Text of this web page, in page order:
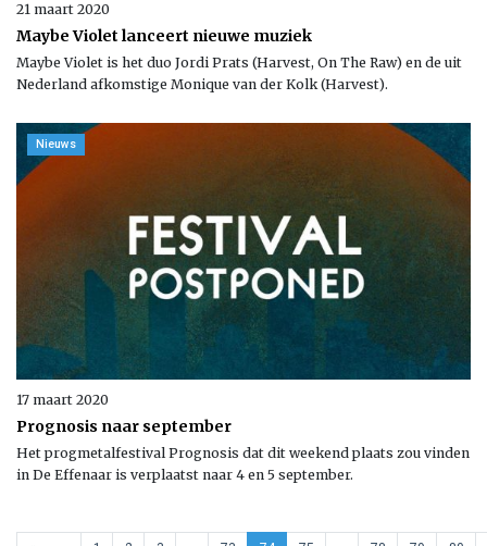
21 maart 2020
Maybe Violet lanceert nieuwe muziek
Maybe Violet is het duo Jordi Prats (Harvest, On The Raw) en de uit
Nederland afkomstige Monique van der Kolk (Harvest).
Nieuws
17 maart 2020
Prognosis naar september
Het progmetalfestival Prognosis dat dit weekend plaats zou vinden
in De Effenaar is verplaatst naar 4 en 5 september.